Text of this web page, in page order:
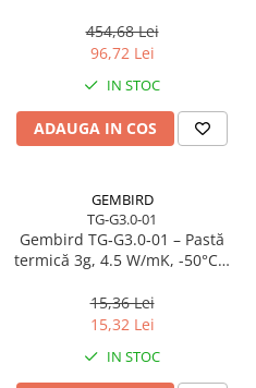
454,68 Lei
96,72 Lei
IN STOC
ADAUGA IN COS
GEMBIRD
TG-G3.0-01
Gembird TG‑G3.0‑01 – Pastă
termică 3g, 4.5 W/mK, -50°C…
15,36 Lei
15,32 Lei
IN STOC